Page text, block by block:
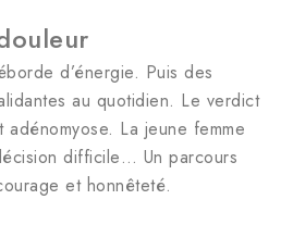
d’énergie. Puis des
au quotidien. Le verdict
La jeune femme
difficile… Un parcours
et honnêteté.